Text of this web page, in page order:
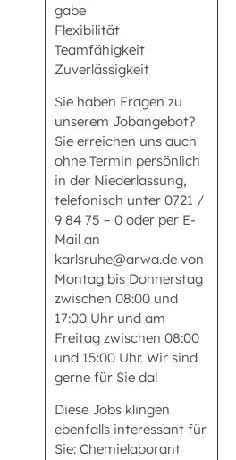
gabe
Flexibilität
Teamfähigkeit
Zuverlässigkeit
Sie haben Fragen zu
unserem Jobangebot?
Sie erreichen uns auch
ohne Termin persönlich
in der Niederlassung,
telefonisch unter 0721 /
9 84 75 – 0 oder per E-
Mail an
karlsruhe@arwa.de von
Montag bis Donnerstag
zwischen 08:00 und
17:00 Uhr und am
Freitag zwischen 08:00
und 15:00 Uhr. Wir sind
gerne für Sie da!
Diese Jobs klingen
ebenfalls interessant für
Sie: Chemielaborant